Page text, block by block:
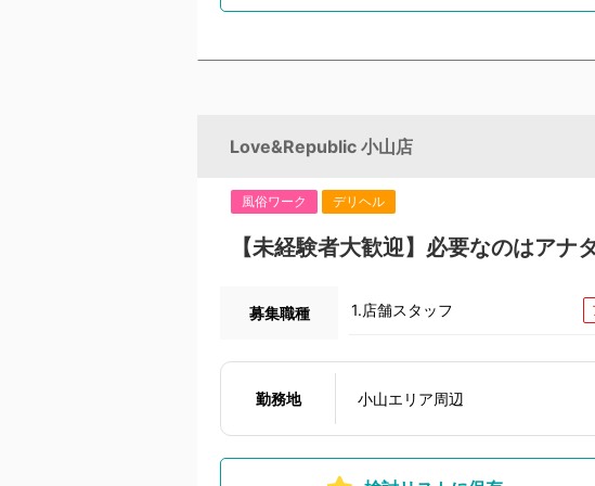
Love&Republic 小山店
風俗ワーク デリヘル
【未経験者大歓迎】必要なのはアナ
募集職種 1.店舗スタッフ
勤務地 小山エリア周辺